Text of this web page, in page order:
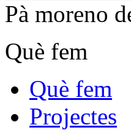
Pà moreno
Què fem
Què fem
Projectes